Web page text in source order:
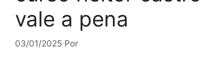
vale a pena
03/01/2025 Por